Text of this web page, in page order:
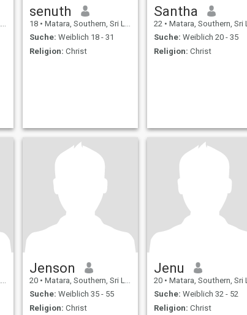
senuth
18 • Matara, Southern, Sri Lanka
Suche: Weiblich 18 - 31
Religion: Christ
Santha
22 • Matara, Southern, Sri Lanka
Suche: Weiblich 20 - 35
Religion: Christ
Jenson
20 • Matara, Southern, Sri Lanka
Suche: Weiblich 35 - 55
Religion: Christ
Jenu
20 • Matara, Southern, Sri Lanka
Suche: Weiblich 32 - 52
Religion: Christ